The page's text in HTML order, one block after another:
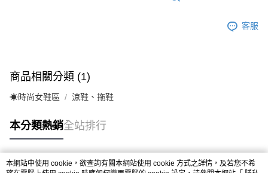
客服
商品相關分類 (1)
☀︎時尚女鞋區 涼鞋、拖鞋
本分類熱銷全站排行
本網站中使用 cookie，欲查詢有關本網站使用 cookie 方式之詳情，及若您不希